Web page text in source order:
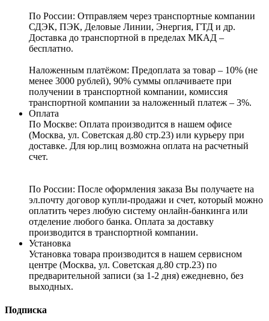
По России: Отправляем через транспортные компании
СДЭК, ПЭК, Деловые Линии, Энергия, ГТД и др.
Доставка до транспортной в пределах МКАД –
бесплатно.
Наложенным платёжом: Предоплата за товар – 10% (не
менее 3000 рублей), 90% суммы оплачиваете при
получении в транспортной компании, комиссия
транспортной компании за наложенный платеж – 3%.
Оплата
По Москве: Оплата производится в нашем офисе
(Москва, ул. Советская д.80 стр.23) или курьеру при
доставке. Для юр.лиц возможна оплата на расчетный
счет.
По России: После оформления заказа Вы получаете на
эл.почту договор купли-продажи и счет, который можно
оплатить через любую систему онлайн-банкинга или
отделение любого банка. Оплата за доставку
производится в транспортной компании.
Установка
Установка товара производится в нашем сервисном
центре (Москва, ул. Советская д.80 стр.23) по
предварительной записи (за 1-2 дня) ежедневно, без
выходных.
Подписка